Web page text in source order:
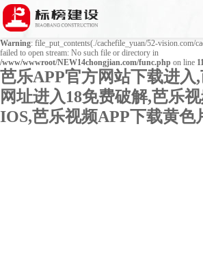
Warning : mkdir(): No space left on device in
/www/wwwroot/NEW14chongjian.com/func.php
Warning: file_put_contents(./cachefile_yuan/52-vision.com/
failed to open stream: No such file or directory in
/www/wwwroot/NEW14chongjian.com/func.php on line
芭乐APP官方网站下载进入
网址进入18免费破解,芭乐
IOS,芭乐视频APP下载黄色